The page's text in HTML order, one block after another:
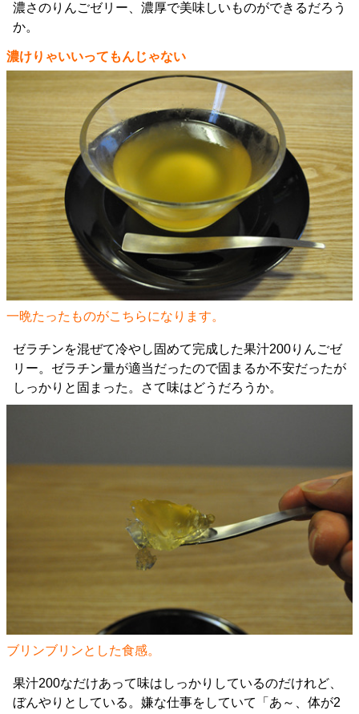
濃さのりんごゼリー、濃厚で美味しいものができるだろう
か。
濃けりゃいいってもんじゃない
一晩たったものがこちらになります。
ゼラチンを混ぜて冷やし固めて完成した果汁200りんごゼ
リー。ゼラチン量が適当だったので固まるか不安だったが
しっかりと固まった。さて味はどうだろうか。
ブリンブリンとした食感。
果汁200なだけあって味はしっかりしているのだけれど、
ぼんやりとしている。嫌な仕事をしていて「あ～、体が2